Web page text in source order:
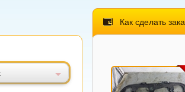
Как сделать